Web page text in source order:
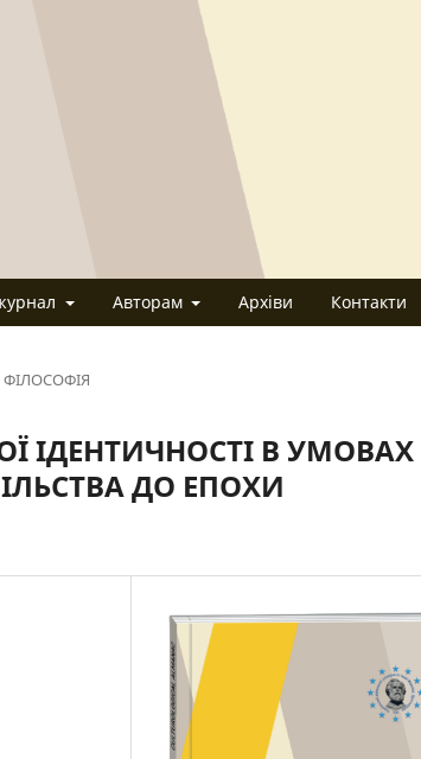
Авторам Архіви Контакти
ФІЛОСОФІЯ
ІДЕНТИЧНОСТІ В УМОВАХ
ДО ЕПОХИ